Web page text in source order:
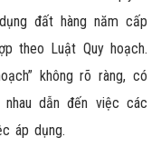
đất hàng năm cấp
theo Luật Quy hoạch.
không rõ ràng, có
dẫn đến việc các
áp dụng.